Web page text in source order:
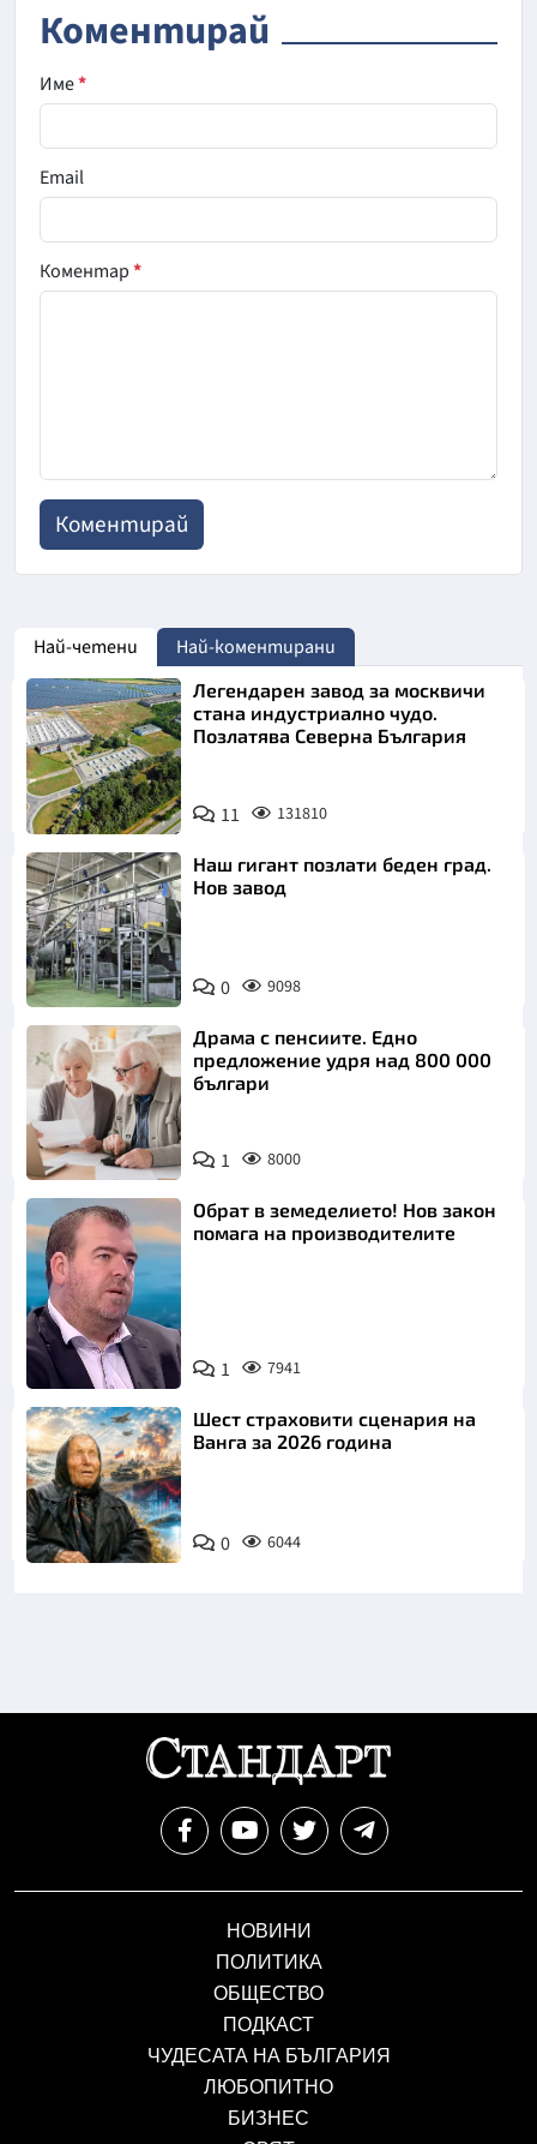
Коментирай
Име*
Email
Коментар*
Най-четени Най-коментирани
Легендарен завод за москвичи
стана индустриално чудо.
Позлатява Северна България
11 131810
Наш гигант позлати беден град.
Нов завод
0 9098
Драма с пенсиите. Едно
предложение удря над 800 000
българи
1 8000
Снимка: бТВ
Обрат в земеделието! Нов закон
помага на производителите
1 7941
Шест страховити сценария на
Ванга за 2026 година
0 6044
НОВИНИ
ПОЛИТИКА
ОБЩЕСТВО
ПОДКАСТ
ЧУДЕСАТА НА БЪЛГАРИЯ
ЛЮБОПИТНО
БИЗНЕС